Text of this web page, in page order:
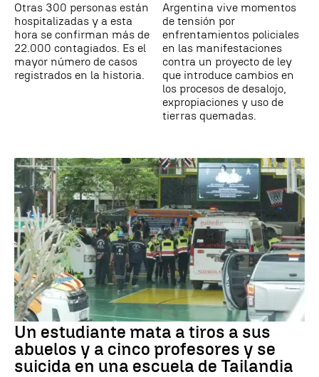
Otras 300 personas están
hospitalizadas y a esta
hora se confirman más de
22.000 contagiados. Es el
mayor número de casos
registrados en la historia.
Argentina vive momentos
de tensión por
enfrentamientos policiales
en las manifestaciones
contra un proyecto de ley
que introduce cambios en
los procesos de desalojo,
expropiaciones y uso de
tierras quemadas.
Un estudiante mata a tiros a sus
abuelos y a cinco profesores y se
suicida en una escuela de Tailandia